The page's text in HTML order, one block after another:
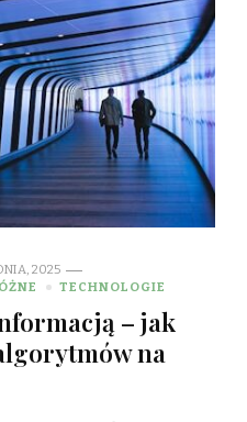
2025
TECHNOLOGIE
– jak
na